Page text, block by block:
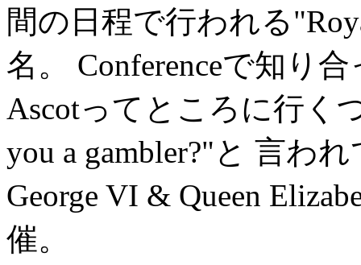
間の日程で行われる
名。 Conferenceで知り
Ascotってところに行く
you a gambler?"と 言わ
George VI & Queen
催。